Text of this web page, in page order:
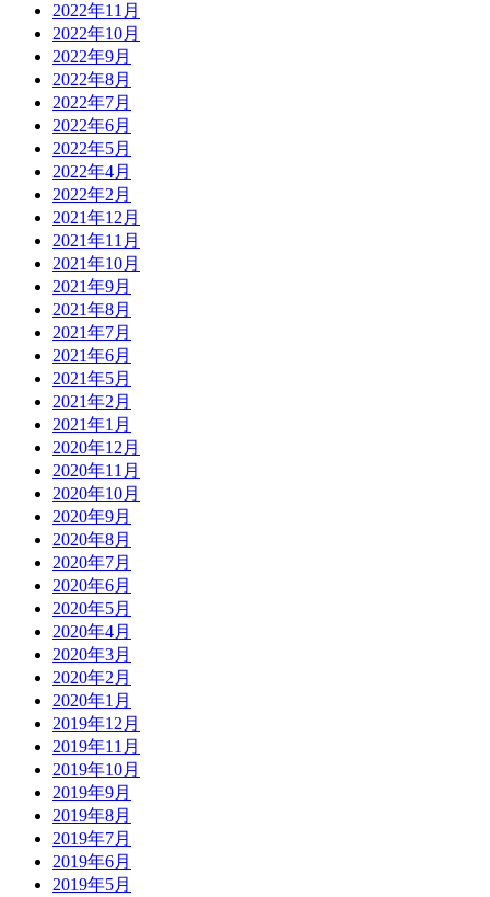
2022年11月
2022年10月
2022年9月
2022年8月
2022年7月
2022年6月
2022年5月
2022年4月
2022年2月
2021年12月
2021年11月
2021年10月
2021年9月
2021年8月
2021年7月
2021年6月
2021年5月
2021年2月
2021年1月
2020年12月
2020年11月
2020年10月
2020年9月
2020年8月
2020年7月
2020年6月
2020年5月
2020年4月
2020年3月
2020年2月
2020年1月
2019年12月
2019年11月
2019年10月
2019年9月
2019年8月
2019年7月
2019年6月
2019年5月